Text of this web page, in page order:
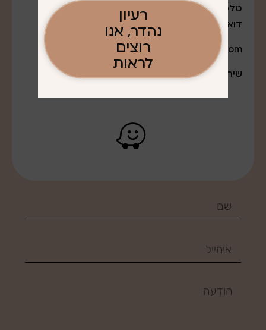
טלפון: 052-7643888
דואר אלקטרוני:
q0527643888@gmail.com
שירות משלוחים לרב חלקי הארץ
רעיון
נהדר, אנו
רוצים
לראות